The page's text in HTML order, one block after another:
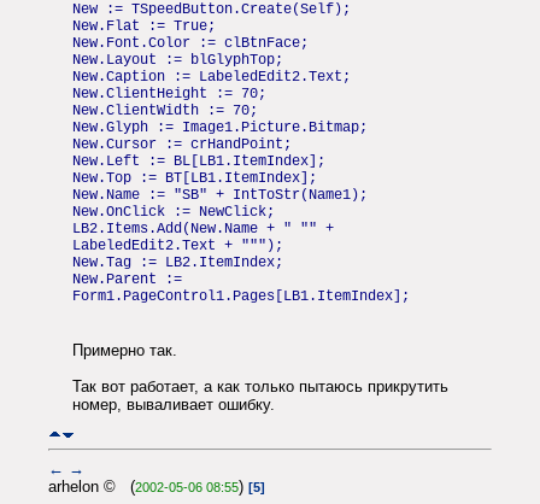
New := TSpeedButton.Create(Self);
New.Flat := True;
New.Font.Color := clBtnFace;
New.Layout := blGlyphTop;
New.Caption := LabeledEdit2.Text;
New.ClientHeight := 70;
New.ClientWidth := 70;
New.Glyph := Image1.Picture.Bitmap;
New.Cursor := crHandPoint;
New.Left := BL[LB1.ItemIndex];
New.Top := BT[LB1.ItemIndex];
New.Name := "SB" + IntToStr(Name1);
New.OnClick := NewClick;
LB2.Items.Add(New.Name + " "" +
LabeledEdit2.Text + """);
New.Tag := LB2.ItemIndex;
New.Parent :=
Form1.PageControl1.Pages[LB1.ItemIndex];
Примерно так.
Так вот работает, а как только пытаюсь прикрутить
номер, вываливает ошибку.
← →
arhelon © (2002-05-06 08:55) [5]